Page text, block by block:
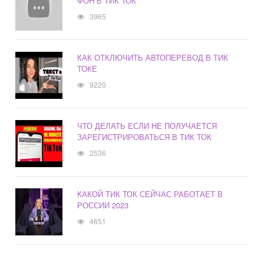
3965
КАК ОТКЛЮЧИТЬ АВТОПЕРЕВОД В ТИК
ТОКЕ
9220
ЧТО ДЕЛАТЬ ЕСЛИ НЕ ПОЛУЧАЕТСЯ
ЗАРЕГИСТРИРОВАТЬСЯ В ТИК ТОК
2536
КАКОЙ ТИК ТОК СЕЙЧАС РАБОТАЕТ В
РОССИИ 2023
4651